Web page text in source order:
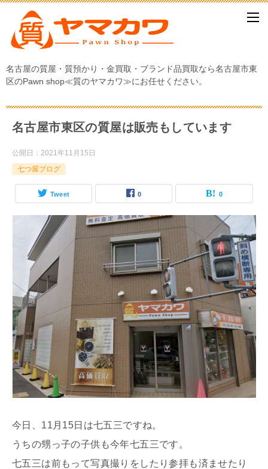
名古屋の質屋・質預かり・金買取・ブランド品買取なら名古屋市東
区のPawn shop≪質のヤマカワ≫にお任せください。
名古屋市東区の質屋は販売もしています
公開日： 2021年11月15日
七つ屋ブログ
Tweet 0 0
今日、11月15日は七五三ですね。
うちの甥っ子の子供も今年七五三です。
七五三は前もって写真撮りをしたり参拝も済ませたり